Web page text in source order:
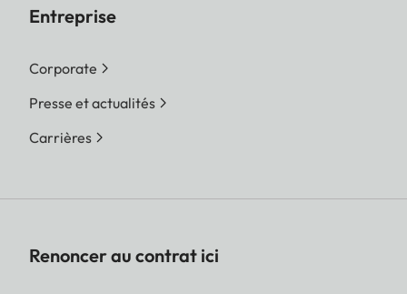
Entreprise
Corporate
Presse et actualités
Carrières
Renoncer au contrat ici